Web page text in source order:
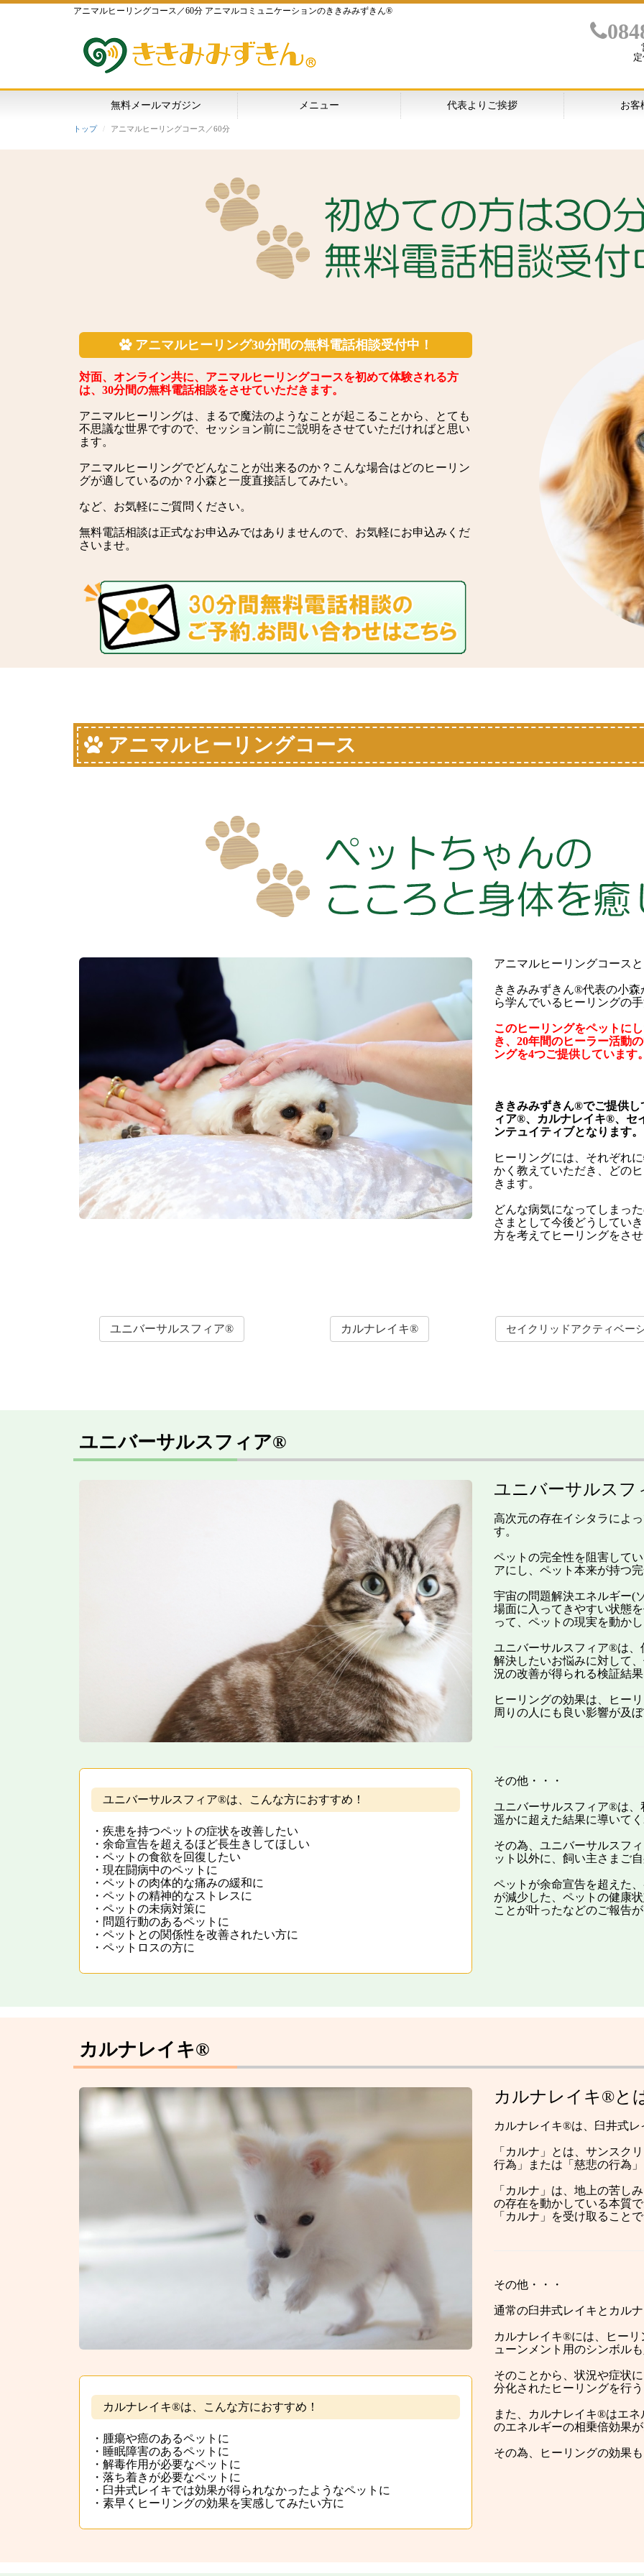
アニマルヒーリングコース／60分 アニマルコミュニケーションのききみみずきん®
無料メールマガジン メニュー 代表よりご挨拶 お客
トップ アニマルヒーリングコース／60分
 アニマルヒーリング30分間の無料電話相談受付中！
対面、オンライン共に、アニマルヒーリングコースを初めて体験される方
は、30分間の無料電話相談をさせていただきます。
アニマルヒーリングは、まるで魔法のようなことが起こることから、とても
不思議な世界ですので、セッション前にご説明をさせていただければと思い
ます。
アニマルヒーリングでどんなことが出来るのか？こんな場合はどのヒーリン
グが適しているのか？小森と一度直接話してみたい。
など、お気軽にご質問ください。
無料電話相談は正式なお申込みではありませんので、お気軽にお申込みくだ
さいませ。
 アニマルヒーリングコース
アニマルヒーリングコース
ききみみずきん®代表の小
ら学んでいるヒーリングの
このヒーリングをペットに
き、20年間のヒーラー活動
ングを4つご提供しています
ききみみずきん®でご提供
ィア®、カルナレイキ®、セ
ンテュイティブとなります。
ヒーリングには、それぞれ
かく教えていただき、どの
きます。
どんな病気になってしまっ
さまとして今後どうしてい
方を考えてヒーリングをさ
ユニバーサルスフィア® カルナレイキ® セイクリッドアクティベー
ユニバーサルスフィア®
ユニバーサルスフィア®は、こんな方におすすめ！
・疾患を持つペットの症状を改善したい
・余命宣告を超えるほど長生きしてほしい
・ペットの食欲を回復したい
・現在闘病中のペットに
・ペットの肉体的な痛みの緩和に
・ペットの精神的なストレスに
・ペットの未病対策に
・問題行動のあるペットに
・ペットとの関係性を改善されたい方に
・ペットロスの方に
ユニバーサルス
高次元の存在イシタラによ
す。
ペットの完全性を阻害して
アにし、ペット本来が持つ
宇宙の問題解決エネルギー(
場面に入ってきやすい状態
って、ペットの現実を動か
ユニバーサルスフィア®は
解決したいお悩みに対して
況の改善が得られる検証結
ヒーリングの効果は、ヒー
周りの人にも良い影響が及
その他・・・
ユニバーサルスフィア®は
遥かに超えた結果に導いて
その為、ユニバーサルスフ
ット以外に、飼い主さまご
ペットが余命宣告を超えた
が減少した、ペットの健康
ことが叶ったなどのご報告
カルナレイキ®
カルナレイキ®は、こんな方におすすめ！
・腫瘍や癌のあるペットに
・睡眠障害のあるペットに
・解毒作用が必要なペットに
・落ち着きが必要なペットに
・臼井式レイキでは効果が得られなかったようなペットに
・素早くヒーリングの効果を実感してみたい方に
カルナレイキ®と
カルナレイキ®は、臼井式
「カルナ」とは、サンスク
行為」または「慈悲の行為
「カルナ」は、地上の苦し
の存在を動かしている本質
「カルナ」を受け取ること
その他・・・
通常の臼井式レイキとカル
カルナレイキ®には、ヒー
ューンメント用のシンボル
そのことから、状況や症状
分化されたヒーリングを行
また、カルナレイキ®はエ
のエネルギーの相乗倍効果
その為、ヒーリングの効果